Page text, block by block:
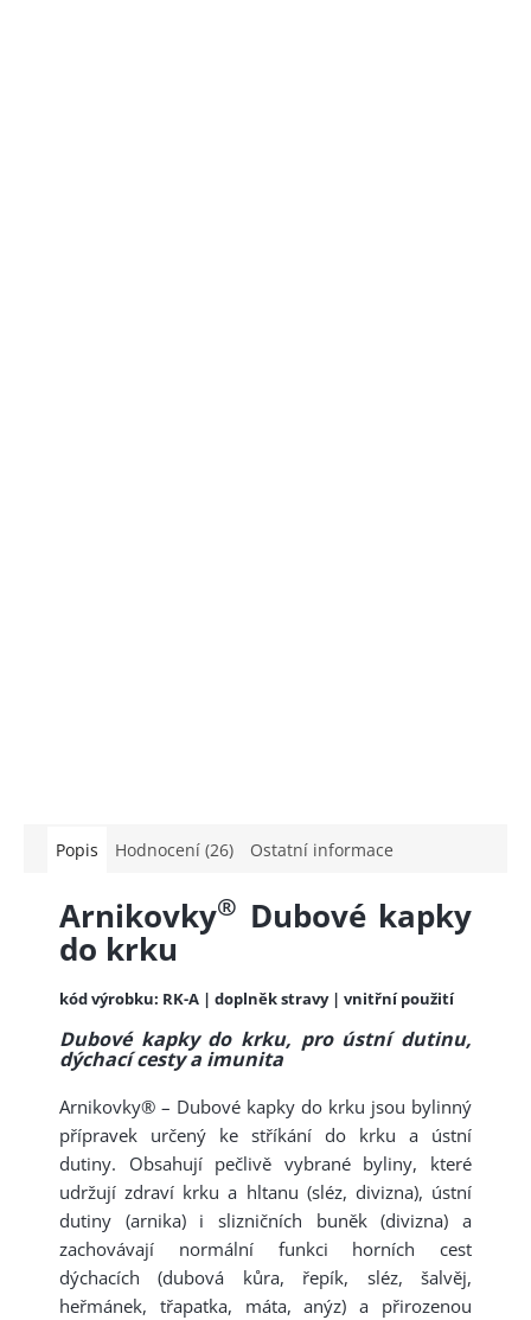
Popis Hodnocení (26) Ostatní informace
Arnikovky® Dubové kapky
do krku
kód výrobku: RK-A | doplněk stravy | vnitřní použití
Dubové kapky do krku, pro ústní dutinu,
dýchací cesty a imunita
Arnikovky® – Dubové kapky do krku jsou bylinný
přípravek určený ke stříkání do krku a ústní
dutiny. Obsahují pečlivě vybrané byliny, které
udržují zdraví krku a hltanu (sléz, divizna), ústní
dutiny (arnika) i slizničních buněk (divizna) a
zachovávají normální funkci horních cest
dýchacích (dubová kůra, řepík, sléz, šalvěj,
heřmánek, třapatka, máta, anýz) a přirozenou